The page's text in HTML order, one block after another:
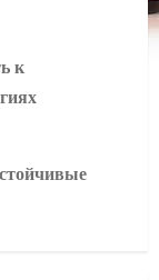
к